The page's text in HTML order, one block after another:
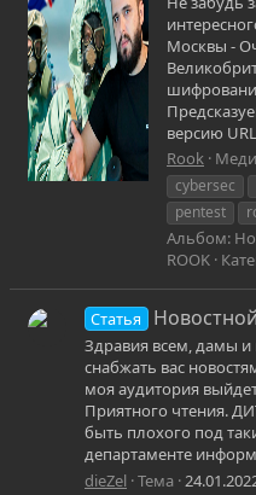
Москвы -
версию
Rook
cybersec
pentest
Альбом:
ROOK
Статья
Здравия всем, дамы и
снабжать вас
моя аудитория
Приятного чтения.
быть плохого под
департаменте
dieZel Тема